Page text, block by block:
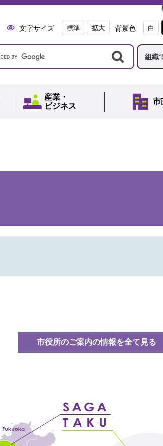
文字サイズ 標準 拡大 背景色 白
組織
産業・
ビジネス
市
市役所のご案内の情報を全て見る